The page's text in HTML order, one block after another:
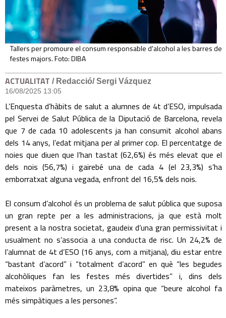
Tallers per promoure el consum responsable d'alcohol a les barres de
festes majors. Foto: DIBA
ACTUALITAT / Redacció/ Sergi Vázquez
16/08/2025 13:05
L’Enquesta d’hàbits de salut a alumnes de 4t d’ESO, impulsada
pel Servei de Salut Pública de la Diputació de Barcelona, revela
que 7 de cada 10 adolescents ja han consumit alcohol abans
dels 14 anys, l’edat mitjana per al primer cop. El percentatge de
noies que diuen que l’han tastat (62,6%) és més elevat que el
dels nois (56,7%) i gairebé una de cada 4 (el 23,3%) s’ha
emborratxat alguna vegada, enfront del 16,5% dels nois.
El consum d’alcohol és un problema de salut pública que suposa
un gran repte per a les administracions, ja que està molt
present a la nostra societat, gaudeix d’una gran permissivitat i
usualment no s’associa a una conducta de risc. Un 24,2% de
l’alumnat de 4t d’ESO (16 anys, com a mitjana), diu estar entre
“bastant d’acord” i “totalment d’acord” en què “les begudes
alcohòliques fan les festes més divertides” i, dins dels
mateixos paràmetres, un 23,8% opina que “beure alcohol fa
més simpàtiques a les persones”.